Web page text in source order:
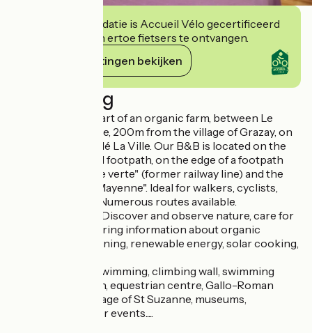
Deze accommodatie is Accueil Vélo gecertificeerd
en verbindt zich ertoe fietsers te ontvangen.
Haar verplichtingen bekijken
Beschrijving
Situated in the heart of an organic farm, between Le
Mans and Mayenne, 200m from the village of Grazay, on
the road to Marcillé La Ville. Our B&B is located on the
Mont Saint Michel footpath, on the edge of a footpath
that joins the "voie verte" (former railway line) and the
towpath on the "Mayenne". Ideal for walkers, cyclists,
horse riders, etc. Numerous routes available.
Activities on site: Discover and observe nature, care for
small animals. Sharing information about organic
farming and gardening, renewable energy, solar cooking,
Nearby: Fishing, swimming, climbing wall, swimming
pool, water garden, equestrian centre, Gallo-Roman
sites, medieval village of St Suzanne, museums,
numerous summer events.....